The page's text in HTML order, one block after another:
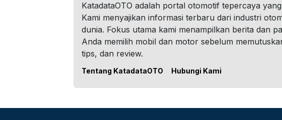
KatadataOTO adalah portal otomotif tepercaya
Kami menyajikan informasi terbaru dari industri
dunia. Fokus utama kami menampilkan berita dan
Anda memilih mobil dan motor sebelum
tips, dan review.
Tentang KatadataOTO Hubungi Kami